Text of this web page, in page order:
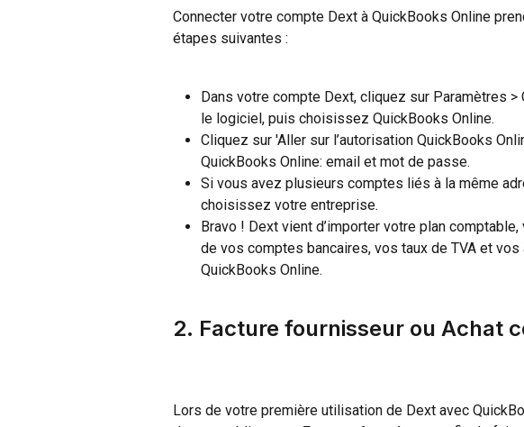
Connecter votre compte Dext à QuickBooks Online
étapes suivantes :
Dans votre compte Dext, cliquez sur Paramètres >
le logiciel, puis choisissez QuickBooks Online.
Cliquez sur 'Aller sur l’autorisation QuickBooks
QuickBooks Online: email et mot de passe.
Si vous avez plusieurs comptes liés à la même
choisissez votre entreprise.
Bravo ! Dext vient d’importer votre plan
de vos comptes bancaires, vos taux de TVA et
QuickBooks Online.
2. Facture fournisseur ou Achat
Lors de votre première utilisation de Dext avec